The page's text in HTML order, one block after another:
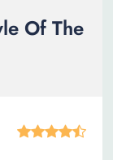
Of The